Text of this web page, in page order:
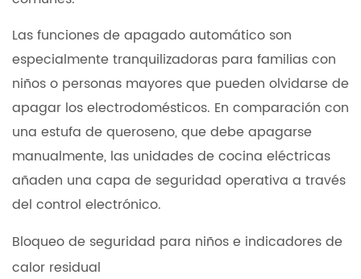
Las funciones de apagado automático son
especialmente tranquilizadoras para familias con
niños o personas mayores que pueden olvidarse de
apagar los electrodomésticos. En comparación con
una estufa de queroseno, que debe apagarse
manualmente, las unidades de cocina eléctricas
añaden una capa de seguridad operativa a través
del control electrónico.
Bloqueo de seguridad para niños e indicadores de
calor residual